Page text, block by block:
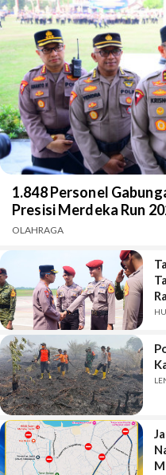
1.848 Personel
Presisi Merdeka Run
OLAHRAGA